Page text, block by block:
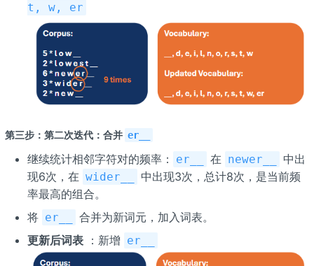
t, w, er
第三步：第二次迭代：合并 er__
继续统计相邻字符对的频率： er__ 在 newer__
中出
现6次，在 wider__
中出现3次，总计8次，是当前频
率最高的组合。
将 er__
合并为新词元，加入词表。
更新后词表：新增 er__